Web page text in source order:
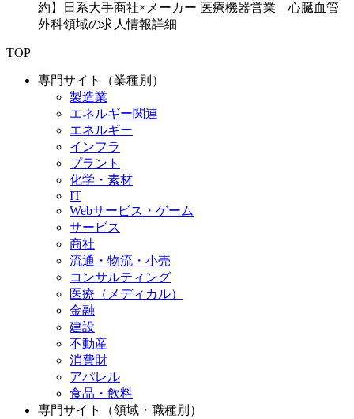
約】日系大手商社×メーカー 医療機器営業＿心臓血管
外科領域の求人情報詳細
TOP
専門サイト（業種別）
製造業
エネルギー関連
エネルギー
インフラ
プラント
化学・素材
IT
Webサービス・ゲーム
サービス
商社
流通・物流・小売
コンサルティング
医療（メディカル）
金融
建設
不動産
消費財
アパレル
食品・飲料
専門サイト（領域・職種別）